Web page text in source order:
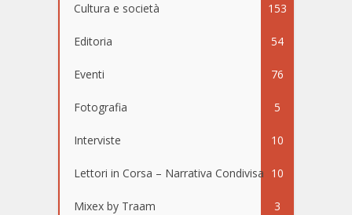
Cultura e società 153
Editoria 54
Eventi 76
Fotografia 5
Interviste 10
Lettori in Corsa – Narrativa Condivisa 10
Mixex by Traam 3